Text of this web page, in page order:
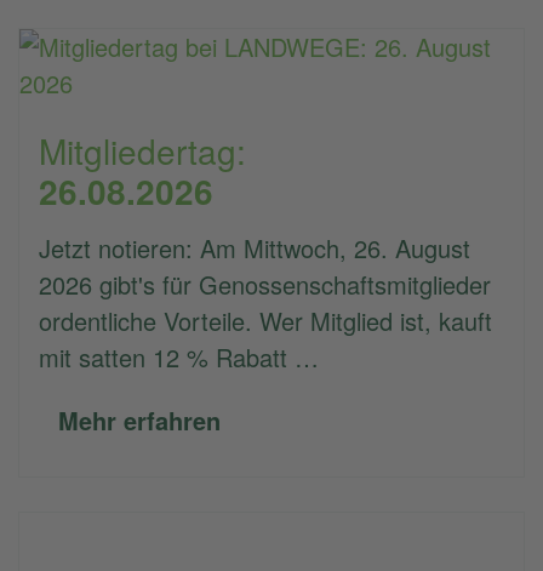
Mitgliedertag:
26.08.2026
Jetzt notieren: Am Mittwoch, 26. August
2026 gibt's für Genossenschaftsmitglieder
ordentliche Vorteile. Wer Mitglied ist, kauft
mit satten 12 % Rabatt …
Mehr erfahren